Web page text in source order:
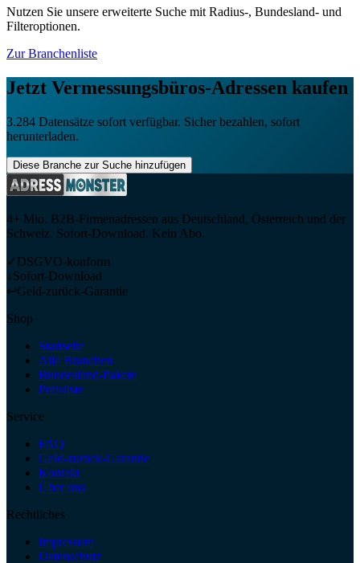
Nutzen Sie unsere erweiterte Suche mit Radius-, Bundesland- und
Filteroptionen.
Zur Branchenliste
Jetzt Vermessungsbüros-Adressen kaufen
3.284 Datensätze sofort verfügbar. Sicher bezahlen, sofort
herunterladen.
Diese Branche zur Suche hinzufügen
4+ Mio. B2B-Firmenadressen aus Deutschland, Österreich und der
Schweiz. Sofort-Download. Kein Abo.
✓ DSGVO-konform
↓Sofort-Download
↩Geld-zurück-Garantie
Shop
Startseite
Alle Branchen
Bundesland-Pakete
Preisliste
Service
FAQ
Geld-zurück-Garantie
Kontakt
Über uns
Rechtliches
Impressum
Datenschutz